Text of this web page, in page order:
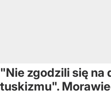
"Nie zgodzili się na
tuskizmu".